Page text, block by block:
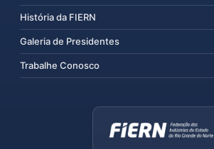
História da FIERN
Galeria de Presidentes
Trabalhe Conosco